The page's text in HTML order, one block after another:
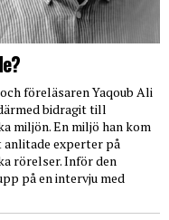
föreläsaren Yaqoub Ali
bidragit till
miljön. En miljö han kom
anlitade experter på
rörelser. Inför den
på en intervju med